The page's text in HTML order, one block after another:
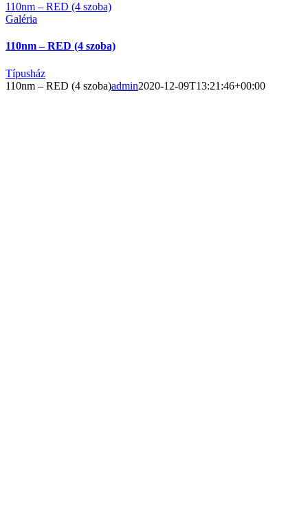
110nm – RED (4 szoba)
Galéria
110nm – RED (4 szoba)
Típusház
110nm – RED (4 szoba)admin2020-12-09T13:21:46+00:00